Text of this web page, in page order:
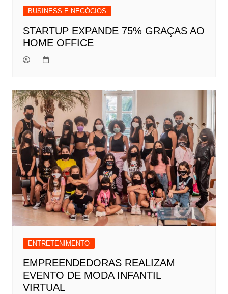
BUSINESS E NEGÓCIOS
STARTUP EXPANDE 75% GRAÇAS AO
HOME OFFICE
ENTRETENIMENTO
EMPREENDEDORAS REALIZAM
EVENTO DE MODA INFANTIL
VIRTUAL